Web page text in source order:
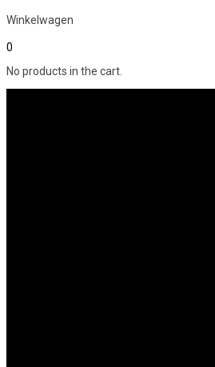
Winkelwagen
0
No products in the cart.